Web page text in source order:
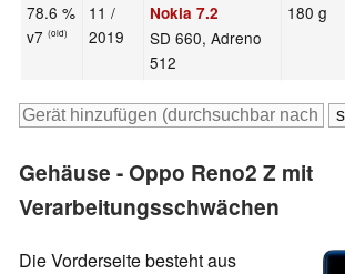
78.6 %
v7(old)
11 /
2019
Nokia 7.2
SD 660, Adreno
512
180 g
Gehäuse - Oppo Reno2 Z mit
Verarbeitungsschwächen
Die Vorderseite besteht aus